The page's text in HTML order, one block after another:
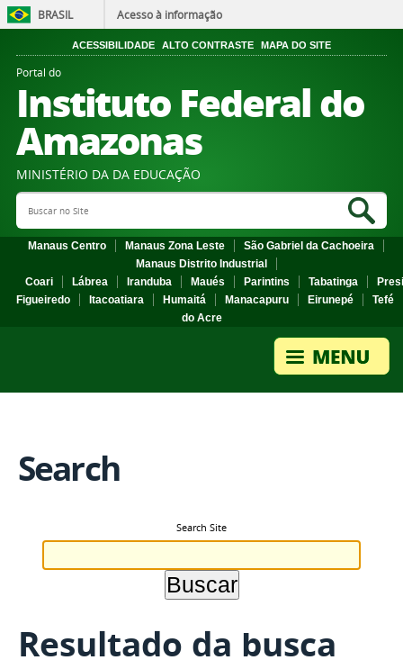
BRASIL Acesso à informação
ACESSIBILIDADE ALTO CONTRASTE MAPA DO SITE
Portal do
Instituto Federal do
Amazonas
MINISTÉRIO DA DA EDUCAÇÃO
Search Site
Manaus Centro Manaus Zona Leste
São Gabriel da Cachoeira
Manaus Distrito Industrial
Coari
Lábrea Iranduba Maués Parintins Tabatinga
Figueiredo
Itacoatiara Humaitá Manacapuru Eirunepé
Tefé
do Acre
Search
Search Site
Resultado da busca